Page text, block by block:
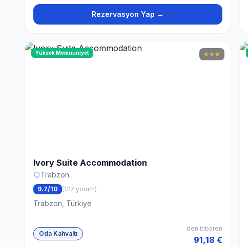
Rezervasyon Yap →
Yüksek Memnuniyet ★★★
Ivory Suite Accommodation
Trabzon
9.7/10 (127 yorum)
Trabzon, Türkiye
Oda Kahvaltı
den itibaren
91,18 €